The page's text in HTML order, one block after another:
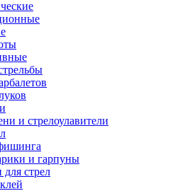
и стрелоулавители
и гарпуны
стрел